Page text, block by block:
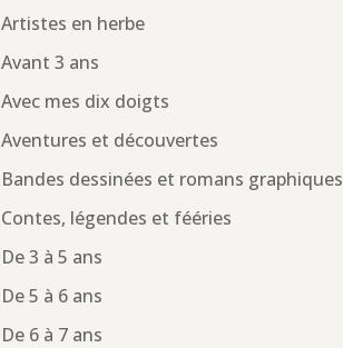
Artistes en herbe
Avant 3 ans
Avec mes dix doigts
Aventures et découvertes
Bandes dessinées et romans graphiques
Contes, légendes et fééries
De 3 à 5 ans
De 5 à 6 ans
De 6 à 7 ans